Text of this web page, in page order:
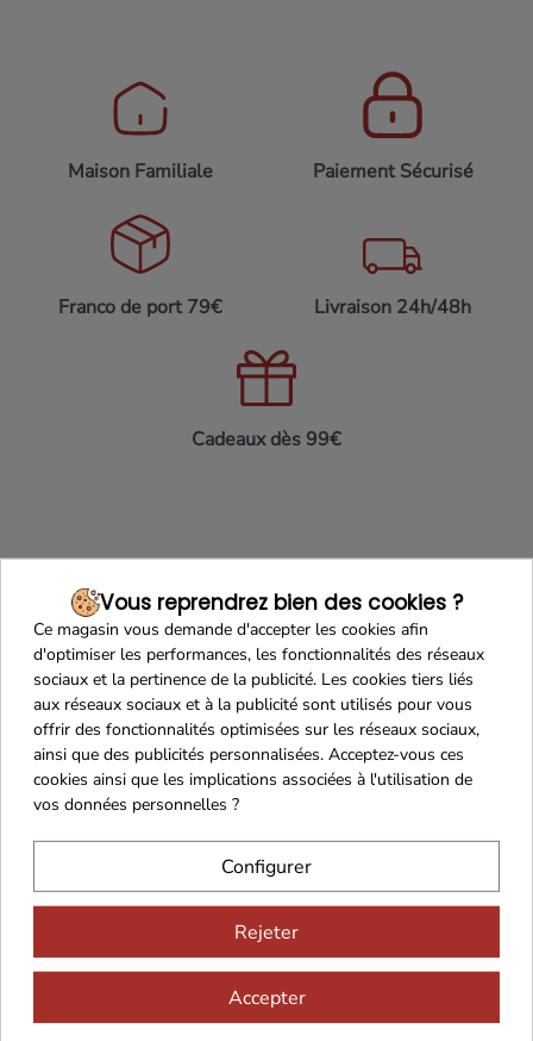
Maison Familiale Paiement Sécurisé
Franco de port 79€ Livraison 24h/48h
Cadeaux dès 99€
Recevez nos offres
spéciales
Vous reprendrez bien des cookies ?
Ce magasin vous demande d'accepter les cookies afin
d'optimiser les performances, les fonctionnalités des réseaux
sociaux et la pertinence de la publicité. Les cookies tiers liés
aux réseaux sociaux et à la publicité sont utilisés pour vous
offrir des fonctionnalités optimisées sur les réseaux sociaux,
ainsi que des publicités personnalisées. Acceptez-vous ces
cookies ainsi que les implications associées à l'utilisation de
vos données personnelles ?
Configurer
Rejeter
Accepter